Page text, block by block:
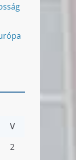
V
2